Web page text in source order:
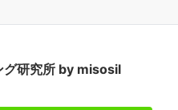
グ研究所 by misosil